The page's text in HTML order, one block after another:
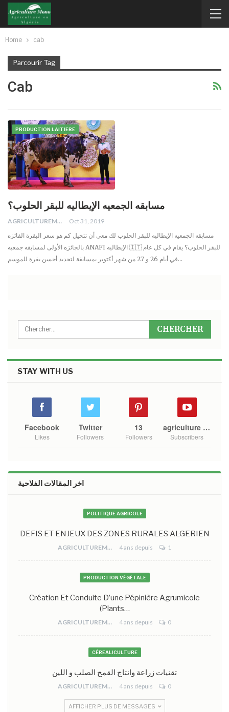
Home cab
Parcourir Tag
Cab
PRODUCTION LAITIERE
مسابقه الجمعيه الإيطاليه للبقر الحلوب؟
AGRICULTUREMONO
Oct 31, 2019
مسابقه الجمعيه الإيطاليه للبقر الحلوب لك معي أن تتخيل كم هو سعر البقرة الفائزه
بالجائزه الأولى لمسابقه جمعيه ANAFI الإيطاليه 🇮🇹 للبقر الحلوب؟ يقام في كل عام
في أيام 26 و 27 من شهر أكتوبر بمسابقة لتحديد أحسن بقرة للموسم…
STAY WITH US
Facebook
Likes
Twitter
Followers
13
Followers
agriculture mono
Subscribers
اخر المقالات الفلاحية
POLITIQUE AGRICOLE
DEFIS ET ENJEUX DES ZONES RURALES ALGERIEN
AGRICULTUREMONO 4 ans depuis 1
PRODUCTION VÉGÉTALE
Création Et Conduite D’une Pépinière Agrumicole
(plants…
AGRICULTUREMONO 4 ans depuis 0
CÉREALICULTURE
تقنيات زراعة وانتاج القمح الصلب و اللين
AGRICULTUREMONO 4 ans depuis 0
AFFICHER PLUS DE MESSAGES